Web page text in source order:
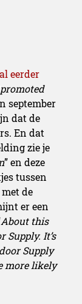
al eerder
promoted
september
dat de
En dat
zie je
” en deze
tussen
de
er een
About this
Supply. It’s
Supply
more likely